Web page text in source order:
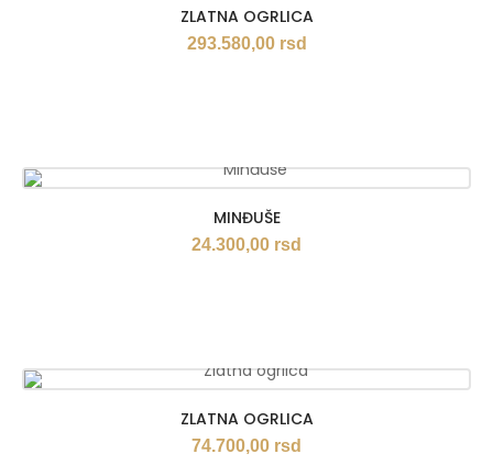
ZLATNA OGRLICA
293.580,00 rsd
MINĐUŠE
24.300,00 rsd
ZLATNA OGRLICA
74.700,00 rsd